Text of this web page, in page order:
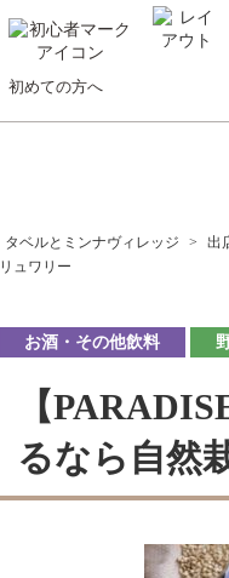
初めての方へ
タベルとミンナヴィレッジ > 出
リュワリー
お酒・その他飲料
【
るなら自然